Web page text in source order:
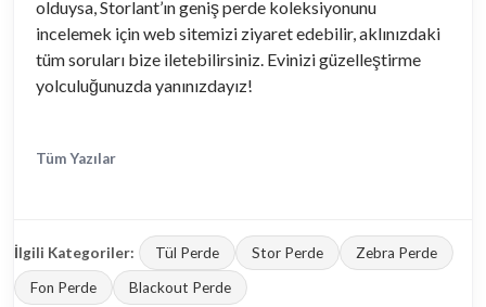
olduysa, Storlant’ın geniş perde koleksiyonunu
incelemek için web sitemizi ziyaret edebilir, aklınızdaki
tüm soruları bize iletebilirsiniz. Evinizi güzelleştirme
yolculuğunuzda yanınızdayız!
Tüm Yazılar
İlgili Kategoriler: Tül Perde Stor Perde
Zebra Perde
Fon Perde
Blackout Perde